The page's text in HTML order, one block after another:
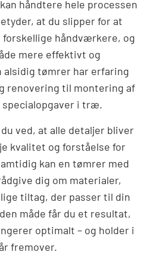
håndtere hele processen
at du slipper for at
håndværkere, og
mere effektivt og
alsidig tømrer har erfaring
renovering til montering af
specialopgaver i træ.
ved, at alle detaljer bliver
kvalitet og forståelse for
kan en tømrer med
dig om materialer,
tiltag, der passer til din
måde får du et resultat,
optimalt – og holder i
fremover.